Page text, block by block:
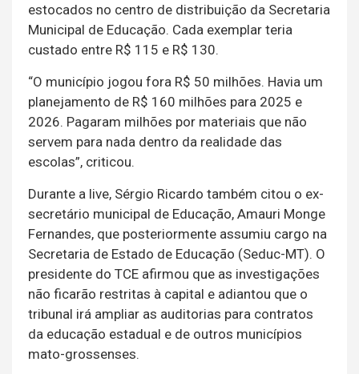
estocados no centro de distribuição da Secretaria
Municipal de Educação. Cada exemplar teria
custado entre R$ 115 e R$ 130.
“O município jogou fora R$ 50 milhões. Havia um
planejamento de R$ 160 milhões para 2025 e
2026. Pagaram milhões por materiais que não
servem para nada dentro da realidade das
escolas”, criticou.
Durante a live, Sérgio Ricardo também citou o ex-
secretário municipal de Educação, Amauri Monge
Fernandes, que posteriormente assumiu cargo na
Secretaria de Estado de Educação (Seduc-MT). O
presidente do TCE afirmou que as investigações
não ficarão restritas à capital e adiantou que o
tribunal irá ampliar as auditorias para contratos
da educação estadual e de outros municípios
mato-grossenses.